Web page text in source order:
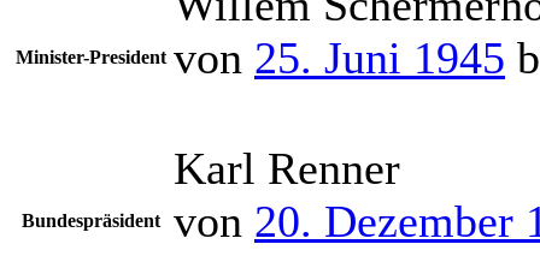
Minister-President von 25. Juni 1945
Bundespräsident
Karl Renner
von 20. Dezember